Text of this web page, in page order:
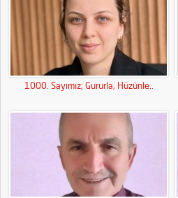
1000. Sayımız; Gururla, Hüzünle..